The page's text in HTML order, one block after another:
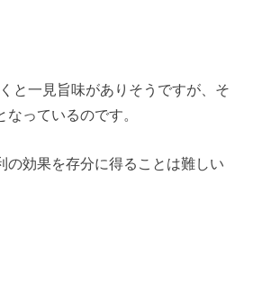
と一見旨味がありそうですが、そ
っているのです。
の効果を存分に得ることは難しい